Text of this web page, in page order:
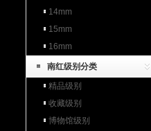
14mm
15mm
16mm
南红级别分类
精品级别
收藏级别
博物馆级别